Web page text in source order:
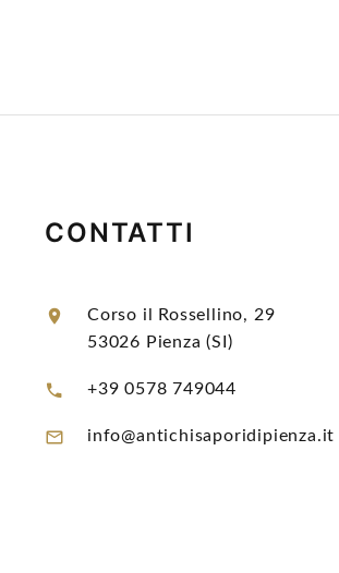
CONTATTI
Corso il Rossellino, 29
53026 Pienza (SI)
+39 0578 749044
info@antichisaporidipienza.it